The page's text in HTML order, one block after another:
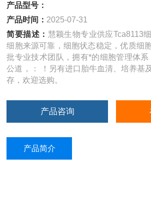
产品型号：
产品时间： 2025-07-31
简要描述： 慧颖生物专业供应Tca8113
细胞来源可靠，细胞状态稳定，优质细
批专业技术团队，拥有*的细胞管理体
公道，： ！另有进口胎牛血清、培养基
存，欢迎选购。
产品咨询
产品简介